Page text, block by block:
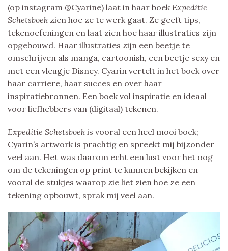
(op instagram @Cyarine) laat in haar boek Expeditie
Schetsboek zien hoe ze te werk gaat. Ze geeft tips,
tekenoefeningen en laat zien hoe haar illustraties zijn
opgebouwd. Haar illustraties zijn een beetje te
omschrijven als manga, cartoonish, een beetje sexy en
met een vleugje Disney. Cyarin vertelt in het boek over
haar carriere, haar succes en over haar
inspiratiebronnen. Een boek vol inspiratie en ideaal
voor liefhebbers van (digitaal) tekenen.
Expeditie Schetsboek is vooral een heel mooi boek;
Cyarin’s artwork is prachtig en spreekt mij bijzonder
veel aan. Het was daarom echt een lust voor het oog
om de tekeningen op print te kunnen bekijken en
vooral de stukjes waarop zie liet zien hoe ze een
tekening opbouwt, sprak mij veel aan.